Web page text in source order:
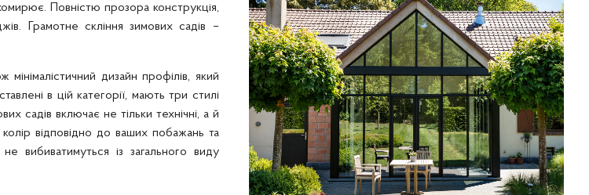
Повністю прозора конструкція,
Грамотне скління зимових садів –
дизайн профілів, який
в цій категорії, мають три стилі
садів включає не тільки технічні, а й
відповідно до ваших побажань та
вибиватимуться із загального виду